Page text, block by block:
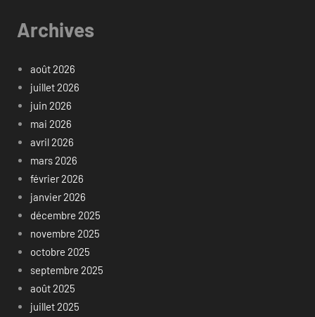
Archives
août 2026
juillet 2026
juin 2026
mai 2026
avril 2026
mars 2026
février 2026
janvier 2026
décembre 2025
novembre 2025
octobre 2025
septembre 2025
août 2025
juillet 2025